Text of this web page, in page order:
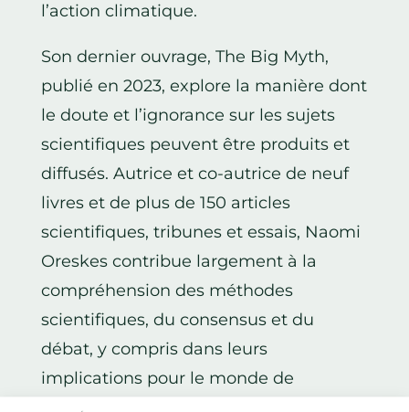
l’action climatique.
Son dernier ouvrage, The Big Myth,
publié en 2023, explore la manière dont
le doute et l’ignorance sur les sujets
scientifiques peuvent être produits et
diffusés. Autrice et co-autrice de neuf
livres et de plus de 150 articles
scientifiques, tribunes et essais, Naomi
Oreskes contribue largement à la
compréhension des méthodes
scientifiques, du consensus et du
débat, y compris dans leurs
implications pour le monde de
l’entreprise.